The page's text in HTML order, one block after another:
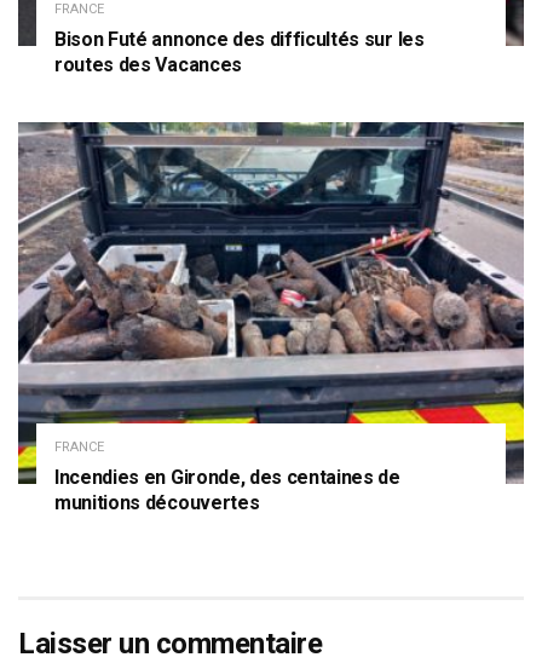
FRANCE
Bison Futé annonce des difficultés sur les
routes des Vacances
FRANCE
Incendies en Gironde, des centaines de
munitions découvertes
Laisser un commentaire